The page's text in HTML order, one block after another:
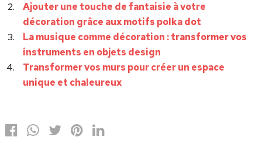
Ajouter une touche de fantaisie à votre
décoration grâce aux motifs polka dot
La musique comme décoration : transformer vos
instruments en objets design
Transformer vos murs pour créer un espace
unique et chaleureux